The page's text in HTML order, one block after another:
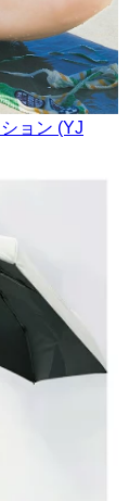
ョン (YJ